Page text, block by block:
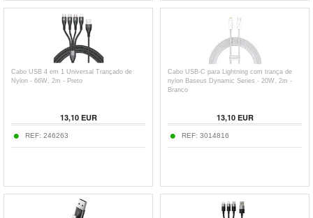
Cabo USB 4 em 1 Universal Trançado de
Nylon - 66W, 2m - Preto
13,10EUR
REF: 246263
Cabo USB-C para Lightning com trança de
nylon Baseus Dynamic Series - 20W, 2m -
Branco
13,10EUR
REF: 3014816